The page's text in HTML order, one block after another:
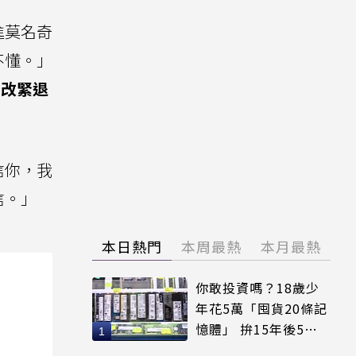
名奇
。」
緊退
，我
」
本日熱門 本周最熱 本月最熱
你敢投資嗎？18歲少
年花5萬「囤貨20條記
憶體」 拚15年後5倍